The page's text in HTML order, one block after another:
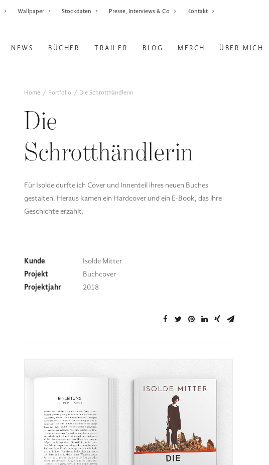
Wallpaper Stockdaten Presse, Interviews & Co Kontakt
NEWS BÜCHER TRAILER BLOG MERCH ÜBER MICH
Home Portfolio Die Schrotthändlerin
Die
Schrotthändlerin
Für Isolde durfte ich Cover und Innenteil ihres neuen Buches
gestalten. Heraus kamen ein Hardcover und ein E-Book, das ihre
Geschichte erzählt.
Kunde
Isolde Mitter
Projekt
Buchcover
Projektjahr
2018